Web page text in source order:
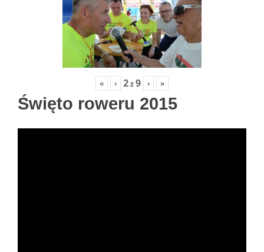
« ‹ 2z9 › »
Święto roweru 2015